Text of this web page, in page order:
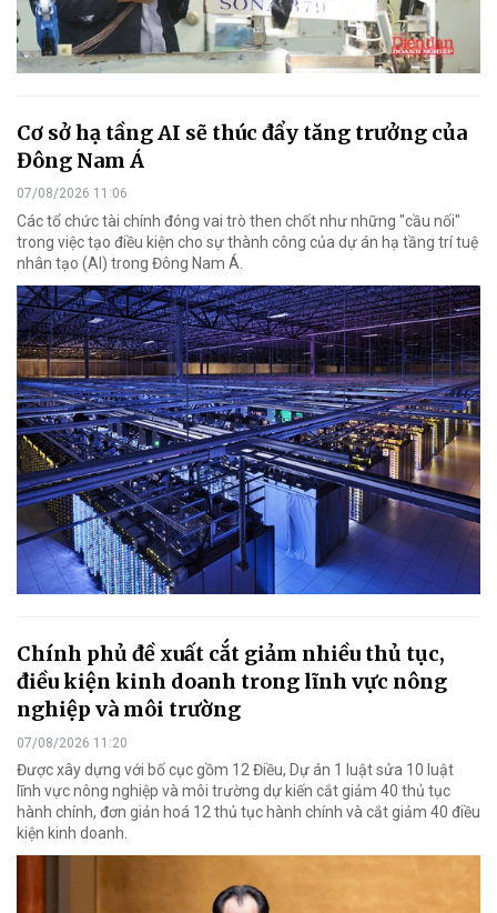
Cơ sở hạ tầng AI sẽ thúc đẩy tăng trưởng của
Đông Nam Á
07/08/2026 11:06
Các tổ chức tài chính đóng vai trò then chốt như những "cầu nối"
trong việc tạo điều kiện cho sự thành công của dự án hạ tầng trí tuệ
nhân tạo (AI) trong Đông Nam Á.
Chính phủ đề xuất cắt giảm nhiều thủ tục,
điều kiện kinh doanh trong lĩnh vực nông
nghiệp và môi trường
07/08/2026 11:20
Được xây dựng với bố cục gồm 12 Điều, Dự án 1 luật sửa 10 luật
lĩnh vực nông nghiệp và môi trường dự kiến cắt giảm 40 thủ tục
hành chính, đơn giản hoá 12 thủ tục hành chính và cắt giảm 40 điều
kiện kinh doanh.